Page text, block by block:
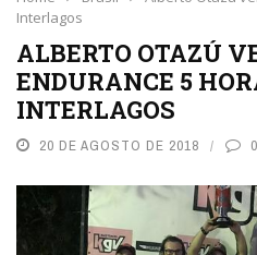
Interlagos
ALBERTO OTAZÚ
ENDURANCE 5
INTERLAGOS
20 DE AGOSTO DE 2018 0